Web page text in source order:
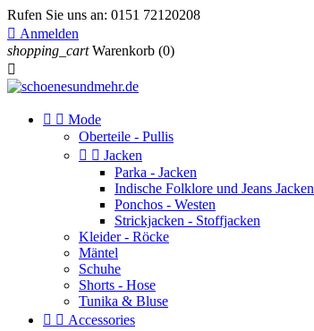
Rufen Sie uns an: 0151 72120208
 Anmelden
shopping_cart Warenkorb (0)

  Mode
Oberteile - Pullis
  Jacken
Parka - Jacken
Indische Folklore und Jeans Jacken
Ponchos - Westen
Strickjacken - Stoffjacken
Kleider - Röcke
Mäntel
Schuhe
Shorts - Hose
Tunika & Bluse
  Accessories